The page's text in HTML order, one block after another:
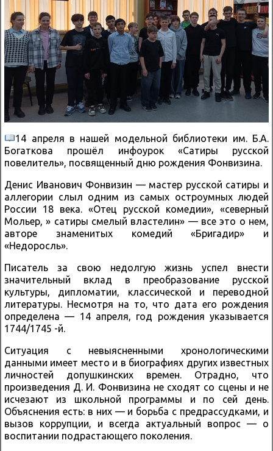
14 апреля в нашей модельной библиотеки им. Б.А.
Богаткова прошёл инфоурок «Сатиры русской
повелитель», посвященный дню рождения Фонвизина.
Денис Иванович Фонвизин — мастер русской сатиры и
аллегории слыл одним из самых остроумных людей
России 18 века. «Отец русской комедии», «северный
Мольер, » сатиры смелый властелин» — все это о нем,
авторе знаменитых комедий «Бригадир» и
«Недоросль».
Писатель за свою недолгую жизнь успел внести
значительный вклад в преобразование русской
культуры, дипломатии, классической и переводной
литературы. Несмотря на то, что дата его рождения
определена — 14 апреля, год рождения указывается
1744/1745 -й.
Ситуация с невыясненными хронологическими
данными имеет место и в биографиях других известных
личностей допушкинских времен. Отрадно, что
произведения Д. И. Фонвизина не сходят со сцены и не
исчезают из школьной программы и по сей день.
Объяснения есть: в них — и борьба с предрассудками, и
вызов коррупции, и всегда актуальный вопрос — о
воспитании подрастающего поколения.